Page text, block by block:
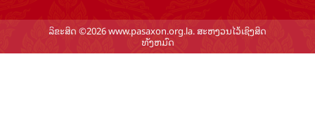
ລິຂະສິດ ©2026 www.pasaxon.org.la. ສະຫງວນໄວ້ເຊິງສິດ
ທັງຫມົດ